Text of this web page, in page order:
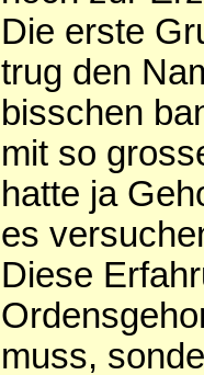
Die erste
trug den
bisschen
mit so
hatte ja
es
Diese
muss,